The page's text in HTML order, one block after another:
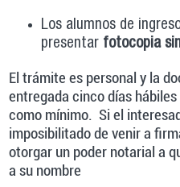
Los alumnos de
presentar fotocopia
El trámite es personal y la
entregada cinco días
como mínimo. Si el
imposibilitado de venir a
otorgar un poder notarial a
a su nombre